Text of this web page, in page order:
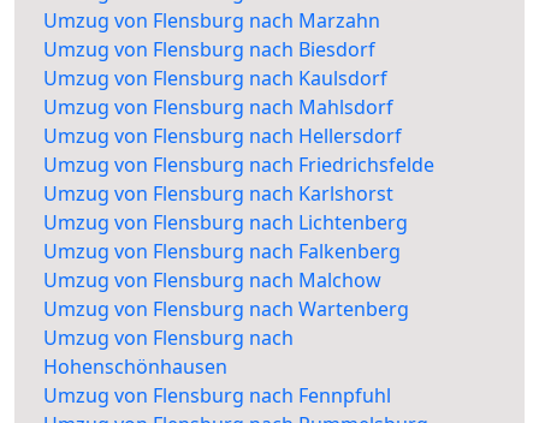
Umzug von Flensburg nach Marzahn
Umzug von Flensburg nach Biesdorf
Umzug von Flensburg nach Kaulsdorf
Umzug von Flensburg nach Mahlsdorf
Umzug von Flensburg nach Hellersdorf
Umzug von Flensburg nach Friedrichsfelde
Umzug von Flensburg nach Karlshorst
Umzug von Flensburg nach Lichtenberg
Umzug von Flensburg nach Falkenberg
Umzug von Flensburg nach Malchow
Umzug von Flensburg nach Wartenberg
Umzug von Flensburg nach
Hohenschönhausen
Umzug von Flensburg nach Fennpfuhl